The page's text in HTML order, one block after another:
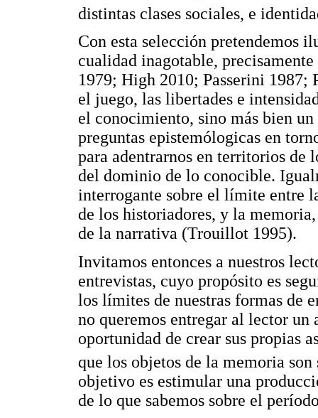
distintas clases sociales, e
Con esta selección pretendemos
cualidad inagotable,
1979; High 2010; Passerini
el juego, las libertades e
el conocimiento, sino más bien
preguntas epistemólogicas en
para adentrarnos en territorios de
del dominio de lo conocible.
interrogante sobre el límite entre
de los historiadores, y la
de la narrativa (Trouillot 1995).
Invitamos entonces a nuestros
entrevistas, cuyo propósito es
los límites de nuestras formas de
no queremos entregar al lector
oportunidad de crear sus propias
que los objetos de la memoria
objetivo es estimular una
de lo que sabemos sobre el